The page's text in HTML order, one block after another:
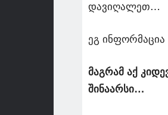
დავიღალეთ…
ეგ ინფორმაცია
მაგრამ აქ
შინაარსი…